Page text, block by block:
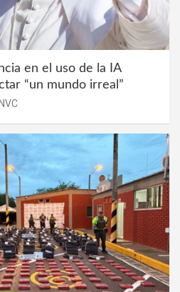
en el uso de la IA
“un mundo irreal”